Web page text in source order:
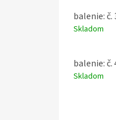
balenie: č.
Skladom
balenie: č.
Skladom